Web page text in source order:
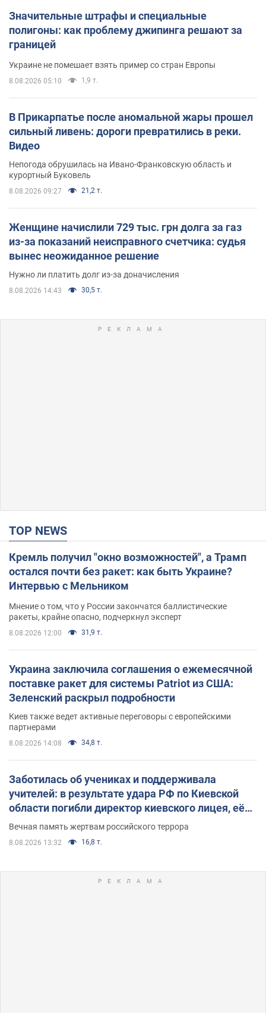
Значительные штрафы и специальные
полигоны: как проблему джипинга решают за
границей
Украине не помешает взять пример со стран Европы
8.08.2026 05:10 1,9 т.
В Прикарпатье после аномальной жары прошел
сильный ливень: дороги превратились в реки.
Видео
Непогода обрушилась на Ивано-Франковскую область и
курортный Буковель
8.08.2026 09:27 21,2 т.
Женщине начислили 729 тыс. грн долга за газ
из-за показаний неисправного счетчика: судья
вынес неожиданное решение
Нужно ли платить долг из-за доначисления
8.08.2026 14:43 30,5 т.
TOP NEWS
Кремль получил "окно возможностей", а Трамп
остался почти без ракет: как быть Украине?
Интервью с Мельником
Мнение о том, что у России закончатся баллистические
ракеты, крайне опасно, подчеркнул эксперт
8.08.2026 12:00 31,9 т.
Украина заключила соглашения о ежемесячной
поставке ракет для системы Patriot из США:
Зеленский раскрыл подробности
Киев также ведет активные переговоры с европейскими
партнерами
8.08.2026 14:08 34,8 т.
Заботилась об учениках и поддерживала
учителей: в результате удара РФ по Киевской
области погибли директор киевского лицея, её
муж и внук
Вечная память жертвам российского террора
8.08.2026 13:32 16,8 т.